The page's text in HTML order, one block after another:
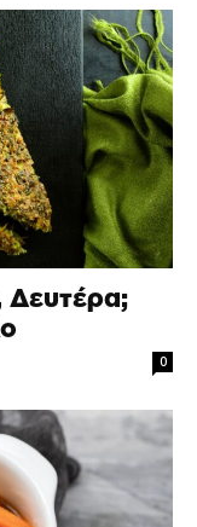
Δευτέρα;
0